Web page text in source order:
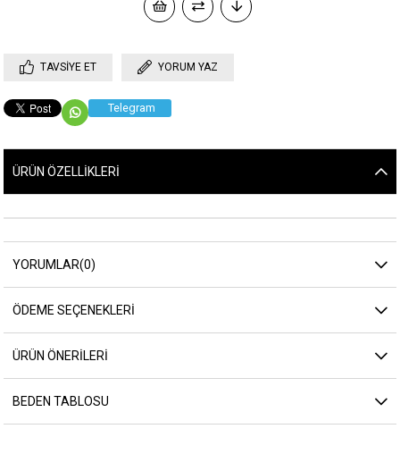
TAVSIYE ET YORUM YAZ
Telegram
ÜRÜN ÖZELLIKLERI
YORUMLAR(0)
ÖDEME SEÇENEKLERI
ÜRÜN ÖNERILERI
BEDEN TABLOSU